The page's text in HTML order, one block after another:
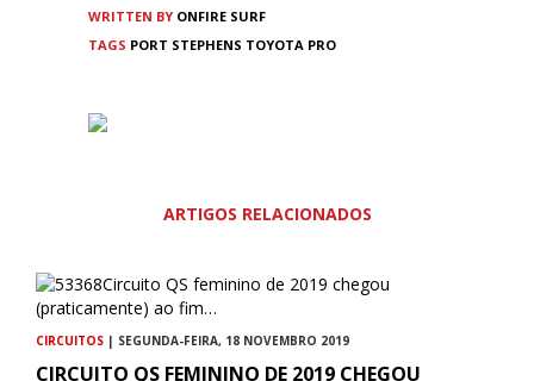
WRITTEN BY ONFIRE SURF
TAGS PORT STEPHENS TOYOTA PRO
ARTIGOS RELACIONADOS
CIRCUITOS | SEGUNDA-FEIRA, 18 NOVEMBRO 2019
CIRCUITO QS FEMININO DE 2019 CHEGOU